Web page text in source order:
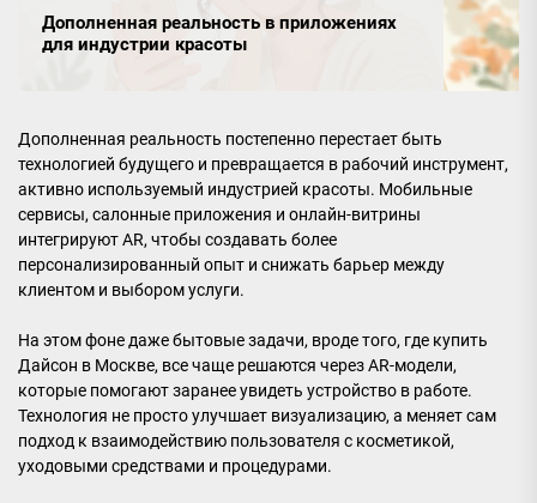
Дополненная реальность в приложениях
для индустрии красоты
Дополненная реальность постепенно перестает быть
технологией будущего и превращается в рабочий инструмент,
активно используемый индустрией красоты. Мобильные
сервисы, салонные приложения и онлайн-витрины
интегрируют AR, чтобы создавать более
персонализированный опыт и снижать барьер между
клиентом и выбором услуги.
На этом фоне даже бытовые задачи, вроде того, где купить
Дайсон в Москве, все чаще решаются через AR-модели,
которые помогают заранее увидеть устройство в работе.
Технология не просто улучшает визуализацию, а меняет сам
подход к взаимодействию пользователя с косметикой,
уходовыми средствами и процедурами.